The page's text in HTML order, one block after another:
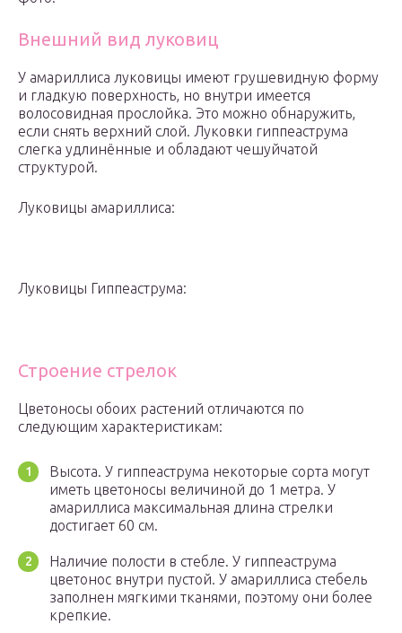
Внешний вид луковиц
У амариллиса луковицы имеют грушевидную форму
и гладкую поверхность, но внутри имеется
волосовидная прослойка. Это можно обнаружить,
если снять верхний слой. Луковки гиппеаструма
слегка удлинённые и обладают чешуйчатой
структурой.
Луковицы амариллиса:
Луковицы Гиппеаструма:
Строение стрелок
Цветоносы обоих растений отличаются по
следующим характеристикам:
Высота. У гиппеаструма некоторые сорта могут
иметь цветоносы величиной до 1 метра. У
амариллиса максимальная длина стрелки
достигает 60 см.
Наличие полости в стебле. У гиппеаструма
цветонос внутри пустой. У амариллиса стебель
заполнен мягкими тканями, поэтому они более
крепкие.